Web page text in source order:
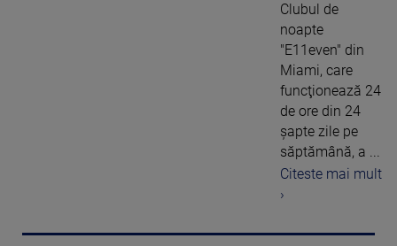
Clubul de
noapte
"E11even" din
Miami, care
funcţionează 24
de ore din 24
şapte zile pe
săptămână, a ...
Citeste mai mult
›